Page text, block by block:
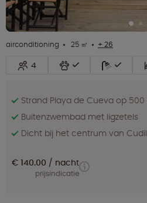
airconditioning 25 ㎡ + 26
4
Strand Playa de Cueva op
Buitenzwembad met ligzetels
Dicht bij het centrum van
€ 140.00 nacht
prijsindicatie